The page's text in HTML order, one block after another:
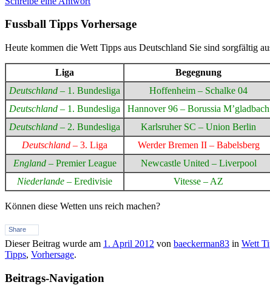
Fussball Tipps Vorhersage
Heute kommen die Wett Tipps aus Deutschland Sie sind sorgfältig
Liga Begegnung
Deutschland – 1. Bundesliga Hoffenheim – Schalke 04
Deutschland – 1. Bundesliga Hannover 96 – Borussia M’gladbach
Deutschland – 2. Bundesliga Karlsruher SC – Union Berlin
Deutschland – 3. Liga Werder Bremen II – Babelsberg
England– Premier League Newcastle United – Liverpool
Niederlande – Eredivisie Vitesse – AZ
Können diese Wetten uns reich machen?
Share
Dieser Beitrag wurde am 1. April 2012 von baeckerman83 in Wett
Tipps, Vorhersage.
Beitrags-Navigation